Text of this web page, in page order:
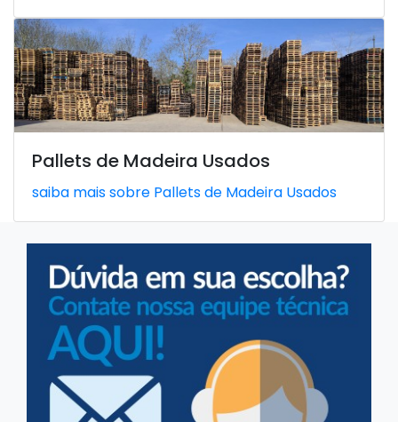
Pallets de Madeira Usados
saiba mais sobre Pallets de Madeira Usados